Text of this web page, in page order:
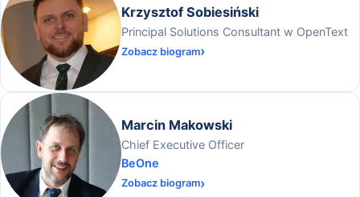
Krzysztof Sobiesiński
Principal Solutions Consultant w OpenText
Zobacz biogram
Marcin Makowski
Chief Executive Officer
BeOne
Zobacz biogram